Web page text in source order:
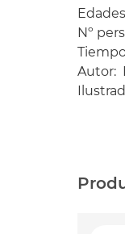
Nº
Autor: